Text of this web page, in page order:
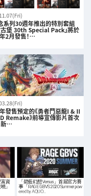
系列30週年推出的特別套組
古堡 30th Special Pack」將於
2月發售！…
發售預定的《勇者鬥惡龍I & II
Remake》前導宣傳影片首次
新…
資
」
「碧藍幻想Versus」首屆官方賽
事「RAGE GBVS 2020 Summer pow
ered by AQUO…